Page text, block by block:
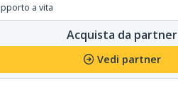
a vita
Acquista da partner
Vedi partner